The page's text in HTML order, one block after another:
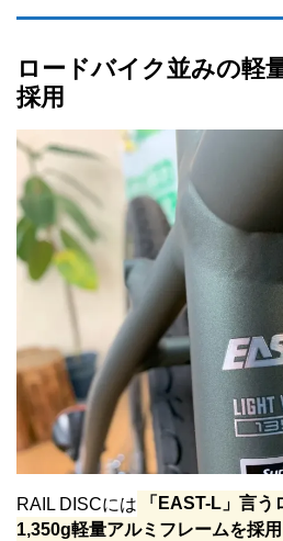
ロードバイク並みの軽
採用
RAIL DISCには
「EAST-L」言
1,350g軽量アルミフレームを採用